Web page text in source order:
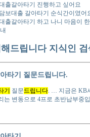
출갈아타기 진행하고 싶어요
보대출 갈아타기 순식간이였어
출갈아타기 하고 나니 마음이
드립니다 지식인 검
타기 질문드립니다.
기 질문드립니다. … 지금은 KB
는 변동으로 4프로 초반납부중